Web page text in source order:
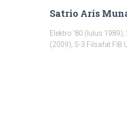
Satrio Aris
Elektro '80 (lulus
(2009); S-3 Filsafat FIB